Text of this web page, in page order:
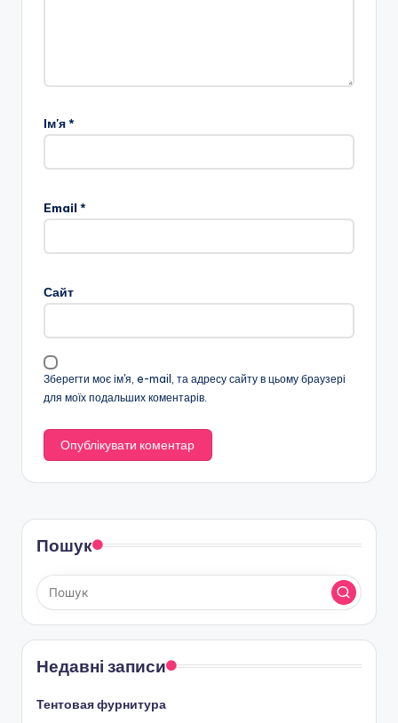
Ім'я*
Email *
Сайт
Зберегти моє ім'я, e-mail, та адресу сайту в цьому браузері
для моїх подальших коментарів.
Пошук
Недавні записи
Тентовая фурнитура